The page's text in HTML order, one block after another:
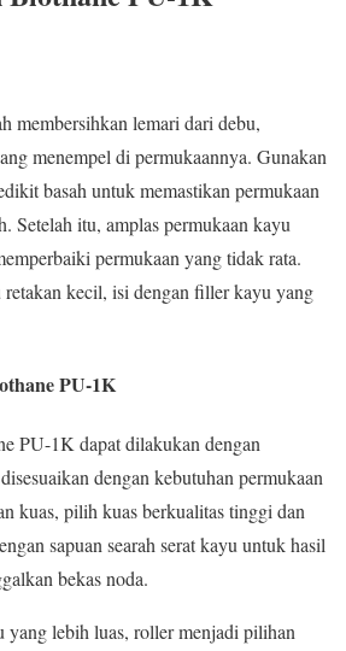
membersihkan lemari dari debu,
menempel di permukaannya. Gunakan
basah untuk memastikan permukaan
Setelah itu, amplas permukaan kayu
permukaan yang tidak rata.
retakan kecil, isi dengan filler kayu yang
PU-1K
PU-1K dapat dilakukan dengan
dengan kebutuhan permukaan
kuas, pilih kuas berkualitas tinggi dan
sapuan searah serat kayu untuk hasil
bekas noda.
yang lebih luas, roller menjadi pilihan